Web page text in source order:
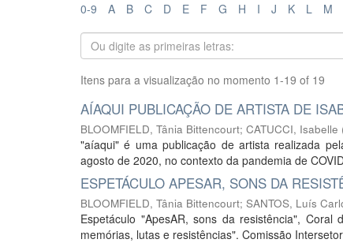
0-9 A B C D E F G H I J K L M
Itens para a visualização no momento 1-19 of 19
AÍAQUI PUBLICAÇÃO DE ARTISTA DE
BLOOMFIELD, Tânia Bittencourt; CATUCCI, Isabelle
"aíaqui" é uma publicação de artista realizada
agosto de 2020, no contexto da pandemia de
ESPETÁCULO APESAR, SONS DA
BLOOMFIELD, Tânia Bittencourt; SANTOS, Luís
Espetáculo "ApesAR, sons da resistência",
memórias, lutas e resistências". Comissão